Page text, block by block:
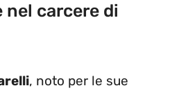
nel carcere di
, noto per le sue